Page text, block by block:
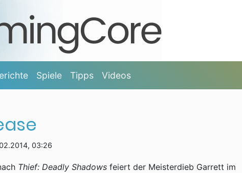
Spiele Tipps Videos
03:26
Thief: Deadly Shadows feiert der Meisterdieb Garrett im